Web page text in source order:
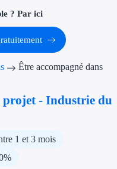
Thématiques
Financement
? Par ici
Être accompagné dans
projet - Industrie du
1 et 3 mois